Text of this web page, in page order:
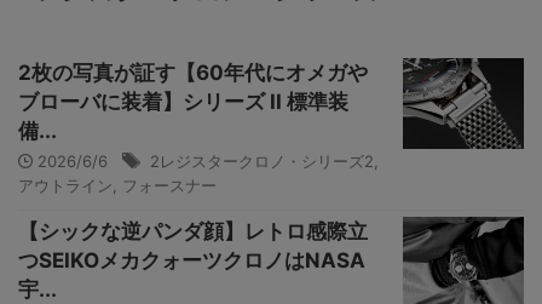
2枚の写真が証す【60年代にオメガや
ブローバに装着】シリーズ II 標準装
備...
2026/6/6 2レジスタークロノ・シリーズ2
アウトライン
フォースナー
【シックな逆パンダ顔】レトロ感際立
つSEIKOメカクォーツクロノはNASA
宇...